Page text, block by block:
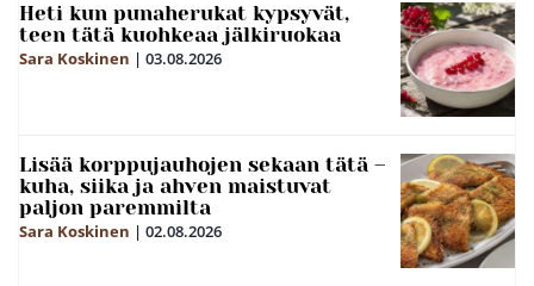
Heti kun punaherukat kypsyvät,
teen tätä kuohkeaa jälkiruokaa
Sara Koskinen | 03.08.2026
Lisää korppujauhojen sekaan tätä –
kuha, siika ja ahven maistuvat
paljon paremmilta
Sara Koskinen | 02.08.2026